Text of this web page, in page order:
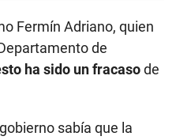
Fermín Adriano, quien
de
ha sido un fracasode
sabía que la